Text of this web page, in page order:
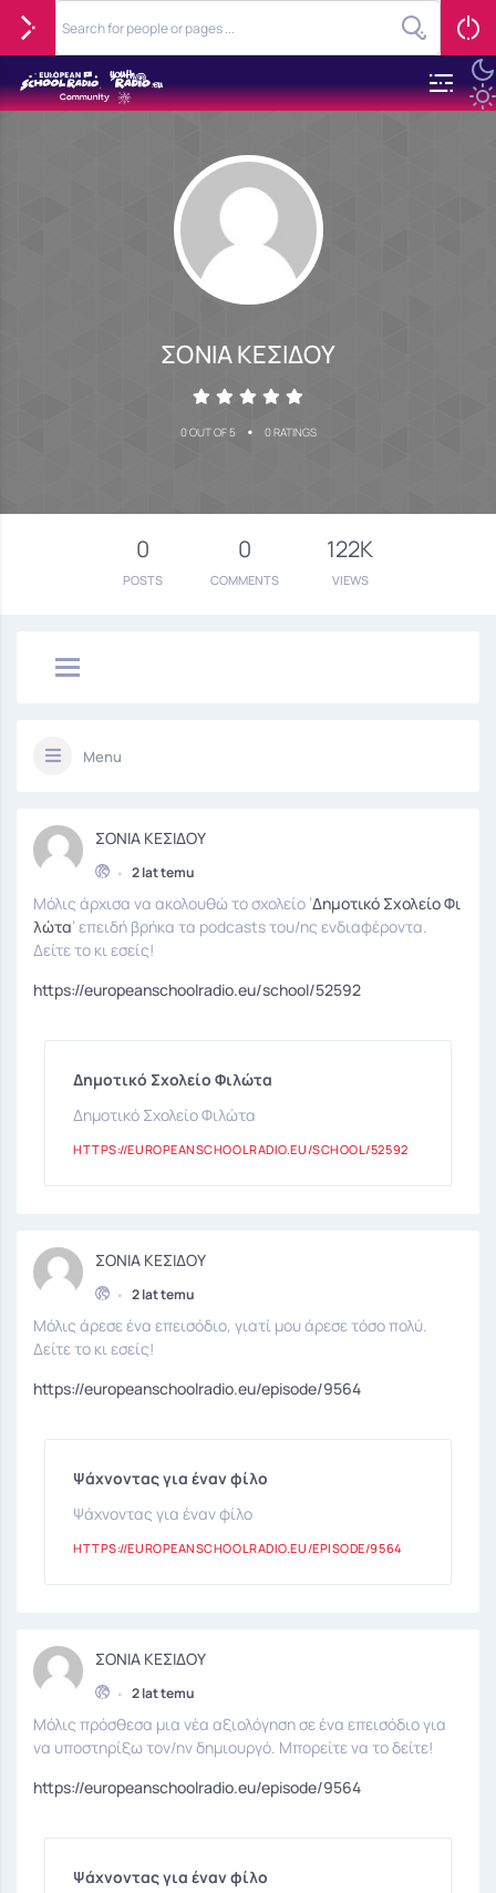
ΣΟΝΙΑ ΚΕΣΙΔΟΥ
0 OUT OF 5 • 0 RATINGS
0
POSTS
0
COMMENTS
122K
VIEWS
Menu
ΣΟΝΙΑ ΚΕΣΙΔΟΥ
• 2 lat temu
Μόλις άρχισα να ακολουθώ το σχολείο ’Δημοτικό Σχολείο Φι
λώτα’ επειδή βρήκα τα podcasts του/ης ενδιαφέροντα.
Δείτε το κι εσείς!
https://europeanschoolradio.eu/school/52592
Δημοτικό Σχολείο Φιλώτα
Δημοτικό Σχολείο Φιλώτα
HTTPS://EUROPEANSCHOOLRADIO.EU/SCHOOL/52592
ΣΟΝΙΑ ΚΕΣΙΔΟΥ
• 2 lat temu
Μόλις άρεσε ένα επεισόδιο, γιατί μου άρεσε τόσο πολύ.
Δείτε το κι εσείς!
https://europeanschoolradio.eu/episode/9564
Ψάχνοντας για έναν φίλο
Ψάχνοντας για έναν φίλο
HTTPS://EUROPEANSCHOOLRADIO.EU/EPISODE/9564
ΣΟΝΙΑ ΚΕΣΙΔΟΥ
• 2 lat temu
Μόλις πρόσθεσα μια νέα αξιολόγηση σε ένα επεισόδιο για
να υποστηρίξω τον/ην δημιουργό. Μπορείτε να το δείτε!
https://europeanschoolradio.eu/episode/9564
Ψάχνοντας για έναν φίλο